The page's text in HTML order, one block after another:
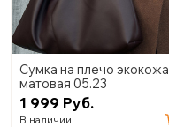
Сумка на плечо экокожа
матовая 05.23
1 999 Руб.
В наличии